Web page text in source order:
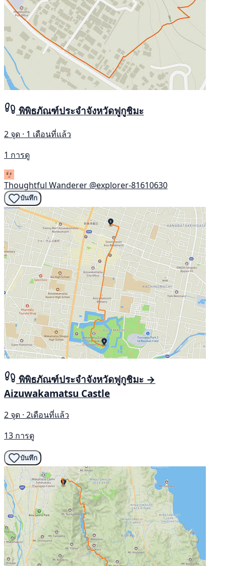
พิพิธภัณฑ์ประจำจังหวัดฟูกูชิมะ
2 จุด · 1 เดือนที่แล้ว
1 การดู
Thoughtful Wanderer @explorer-81610630
บันทึก
พิพิธภัณฑ์ประจำจังหวัดฟูกูชิมะ →
Aizuwakamatsu Castle
2 จุด · 2เดือนที่แล้ว
13 การดู
บันทึก